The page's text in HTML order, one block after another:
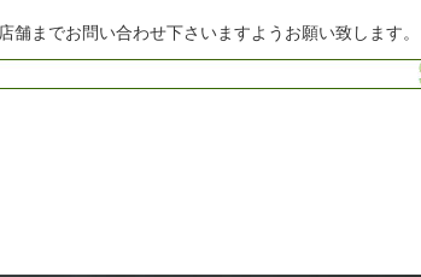
舗までお問い合わせ下さいますようお願い致します。